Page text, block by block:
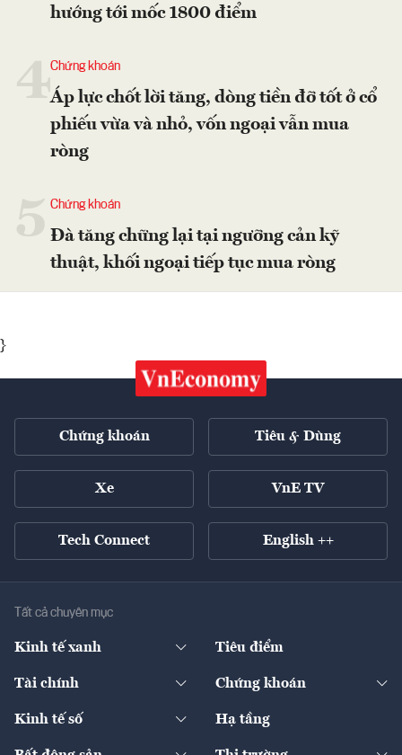
hướng tới mốc 1800 điểm
4Chứng khoán
Áp lực chốt lời tăng, dòng tiền đỡ tốt ở cổ
phiếu vừa và nhỏ, vốn ngoại vẫn mua
ròng
Chứng khoán
Đà tăng chững lại tại ngưỡng cản kỹ
thuật, khối ngoại tiếp tục mua ròng
}
Chứng khoán Tiêu & Dùng
Xe VnE TV
Tech Connect English ++
Tất cả chuyên mục
Kinh tế xanh Tiêu điểm
Tài chính
Ngân hàng
Chứng khoán
Doanh nghiệp niêm yết
Kinh tế số
Sản phẩm - Thị trường
Hạ tầng